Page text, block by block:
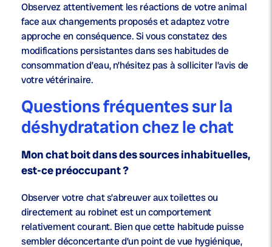
Observez attentivement les réactions de votre animal
face aux changements proposés et adaptez votre
approche en conséquence. Si vous constatez des
modifications persistantes dans ses habitudes de
consommation d’eau, n’hésitez pas à solliciter l’avis de
votre vétérinaire.
Questions fréquentes sur la
déshydratation chez le chat
Mon chat boit dans des sources inhabituelles,
est-ce préoccupant ?
Observer votre chat s’abreuver aux toilettes ou
directement au robinet est un comportement
relativement courant. Bien que cette habitude puisse
sembler déconcertante d’un point de vue hygiénique,